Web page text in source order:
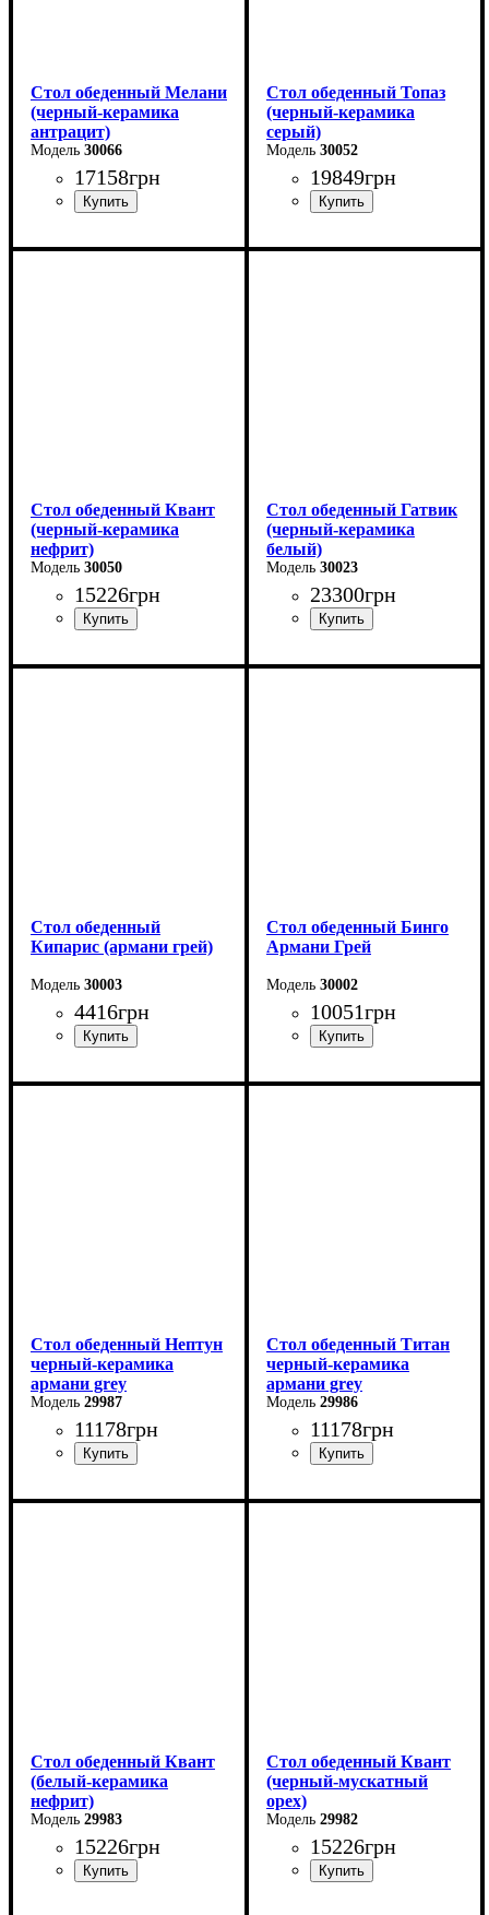
Стол обеденный Мелани
(черный-керамика
антрацит)
30066
17158грн
Длина - 140 (+60) см
Стол обеденный Топаз
(черный-керамика
серый)
30052
19849грн
Длина - 180 (+80) см
Стол обеденный Квант
(черный-керамика
нефрит)
30050
15226грн
Длина - 160 (+60) см
Стол обеденный Гатвик
(черный-керамика
белый)
30023
23300грн
Длина: 130 (+60) см
Стол обеденный
Кипарис (армани грей)
30003
4416грн
Длина: 120 см
Стол обеденный Бинго
Армани Грей
30002
10051грн
Ширина: 140 см
Стол обеденный Нептун
черный-керамика
армани grey
29987
11178грн
Ширина: 110 см
Стол обеденный Титан
черный-керамика
армани grey
29986
11178грн
Длина: 110 см
Стол обеденный Квант
(белый-керамика
нефрит)
29983
15226грн
Стол обеденный Квант
(черный-мускатный
орех)
29982
15226грн